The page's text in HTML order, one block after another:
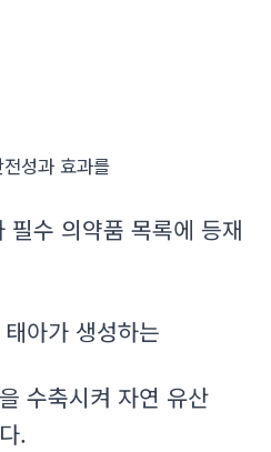
성과 효과를
필수 의약품 목록에 등재
아가 생성하는
수축시켜 자연 유산
.